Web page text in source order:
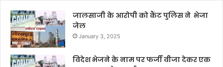
जालसाजी के आरोपी को कैंट पुलिस ने भेजा
जेल
January 3, 2025
विदेश भेजने के नाम पर फर्जी वीजा देकर एक